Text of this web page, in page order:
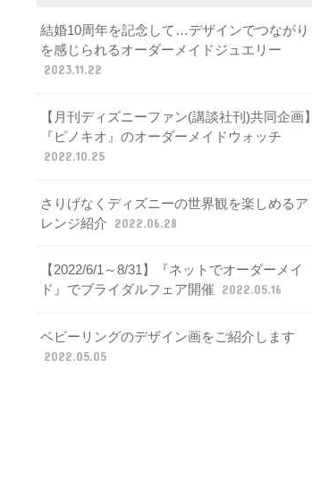
結婚10周年を記念して…デザインでつながり
を感じられるオーダーメイドジュエリー
2023.11.22
【月刊ディズニーファン(講談社刊)共同企画】
『ピノキオ』のオーダーメイドウォッチ
2022.10.25
さりげなくディズニーの世界観を楽しめるア
レンジ紹介
2022.06.28
【2022/6/1～8/31】『ネットでオーダーメイ
ド』でブライダルフェア開催
2022.05.16
ベビーリングのデザイン画をご紹介します
2022.05.05